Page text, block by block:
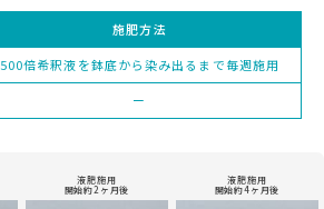
施肥方法
500倍希釈液を鉢底から染み出るまで毎週施用
ー
液肥施用
開始約2ヶ月後
液肥施用
開始約4ヶ月後